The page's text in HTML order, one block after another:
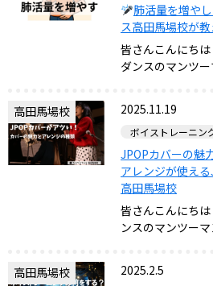
肺活量を増や
ス高田馬場校が
皆さんこんにち
ダンスのマンツ
高田馬場校 2025.11.19
ボイストレーニン
JPOPカバーの魅
アレンジが使え
高田馬場校
皆さんこんにち
ンスのマンツー
高田馬場校 2025.2.5